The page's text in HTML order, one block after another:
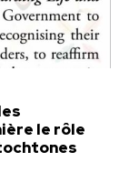
le rôle